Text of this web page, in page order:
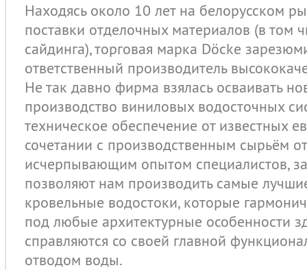
Находясь около 10 лет на белорусском
поставки отделочных материалов (в том
сайдинга), торговая марка Döcke
ответственный производитель
Не так давно фирма взялась осваивать
производство виниловых водосточных
техническое обеспечение от известных
сочетании с производственным сырьём
исчерпывающим опытом специалистов,
позволяют нам производить самые
кровельные водостоки, которые
под любые архитектурные особенности
справляются со своей главной
отводом воды.